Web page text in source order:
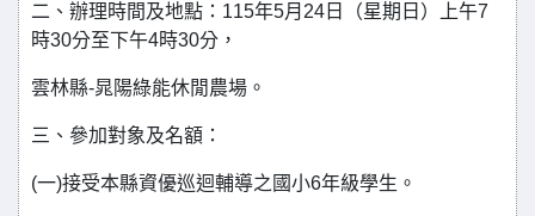
二、辦理時間及地點：115年5月24日（星期日）上午7
時30分至下午4時30分，
雲林縣-晁陽綠能休閒農場。
三、參加對象及名額：
(一)接受本縣資優巡迴輔導之國小6年級學生。